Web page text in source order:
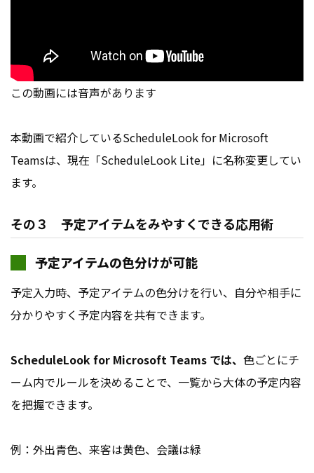
この動画には音声があります
本動画で紹介しているScheduleLook for Microsoft
Teamsは、現在「ScheduleLook Lite」に名称変更してい
ます。
その３ 予定アイテムをみやすくできる応用術
予定アイテムの色分けが可能
予定入力時、予定アイテムの色分けを行い、自分や相手に
分かりやすく予定内容を共有できます。
ScheduleLook for Microsoft Teams では、 色ごとにチ
ーム内でルールを決めることで、一覧から大体の予定内容
を把握できます。
例：外出青色、来客は黄色、会議は緑